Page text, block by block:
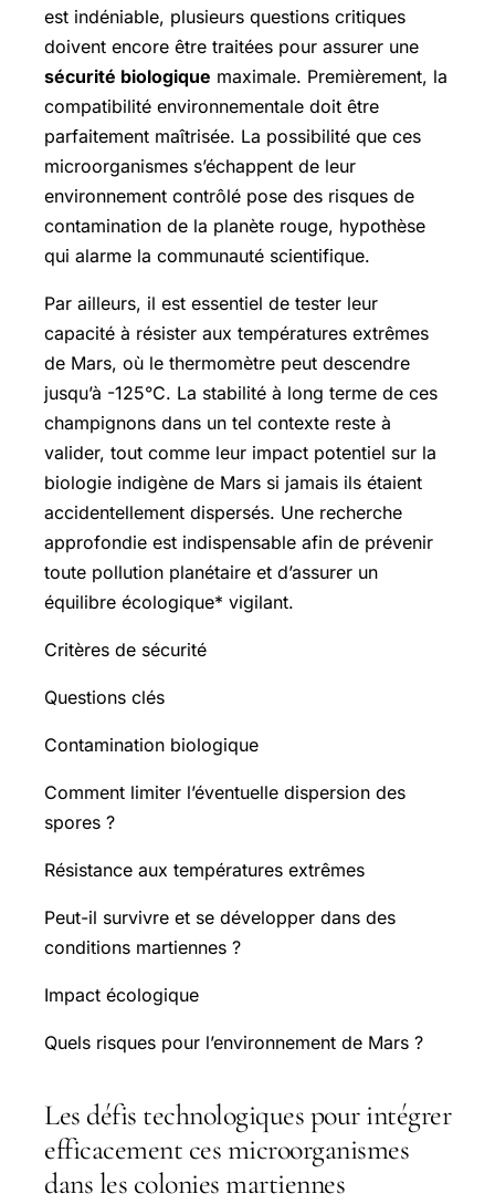
est indéniable, plusieurs questions critiques
doivent encore être traitées pour assurer une
sécurité biologique maximale. Premièrement, la
compatibilité environnementale doit être
parfaitement maîtrisée. La possibilité que ces
microorganismes s’échappent de leur
environnement contrôlé pose des risques de
contamination de la planète rouge, hypothèse
qui alarme la communauté scientifique.
Par ailleurs, il est essentiel de tester leur
capacité à résister aux températures extrêmes
de Mars, où le thermomètre peut descendre
jusqu’à -125°C. La stabilité à long terme de ces
champignons dans un tel contexte reste à
valider, tout comme leur impact potentiel sur la
biologie indigène de Mars si jamais ils étaient
accidentellement dispersés. Une recherche
approfondie est indispensable afin de prévenir
toute pollution planétaire et d’assurer un
équilibre écologique* vigilant.
Critères de sécurité
Questions clés
Contamination biologique
Comment limiter l’éventuelle dispersion des
spores ?
Résistance aux températures extrêmes
Peut-il survivre et se développer dans des
conditions martiennes ?
Impact écologique
Quels risques pour l’environnement de Mars ?
Les défis technologiques pour intégrer
efficacement ces microorganismes
dans les colonies martiennes